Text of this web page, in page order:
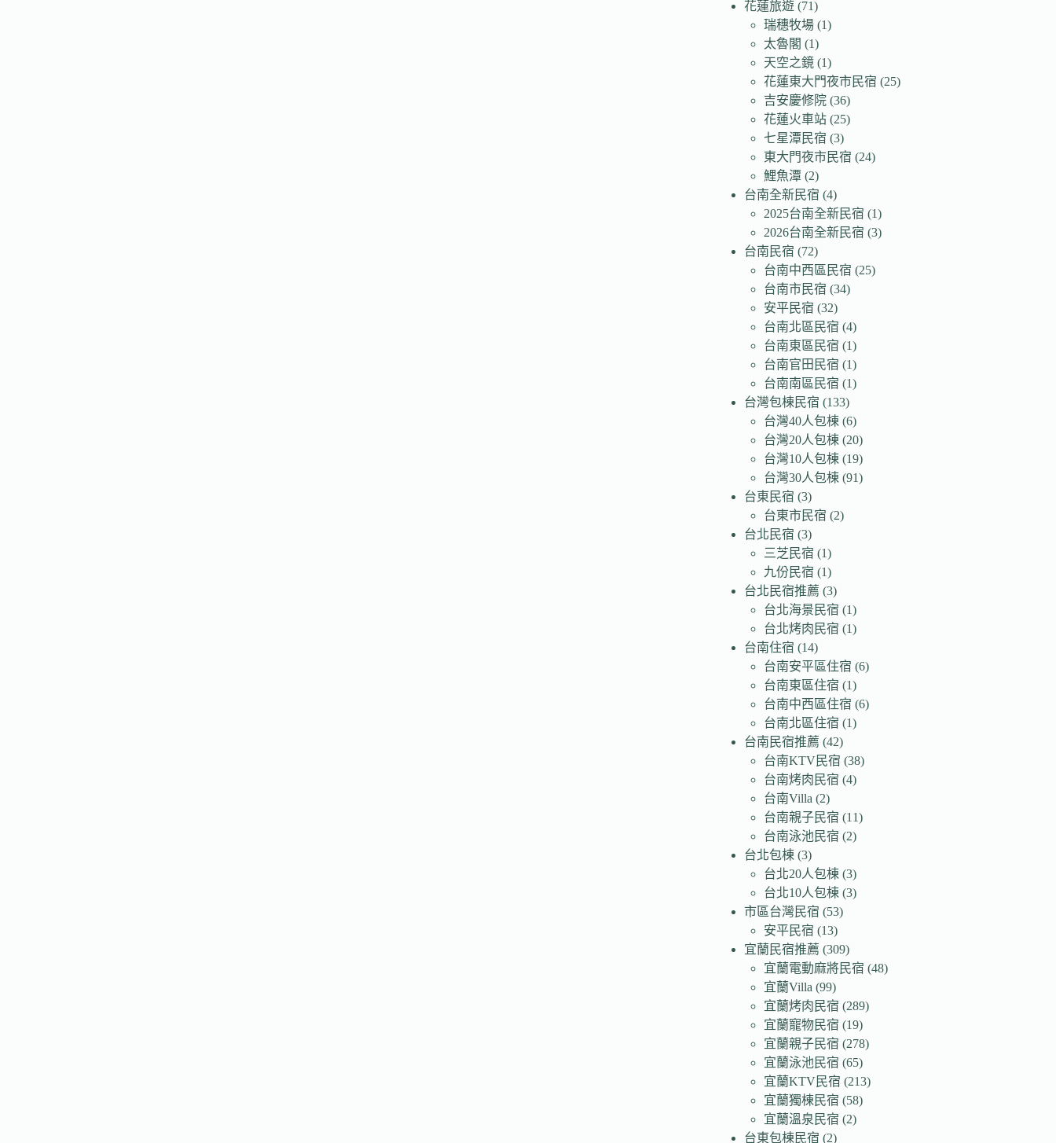
花蓮旅遊 (71)
瑞穗牧場 (1)
太魯閣 (1)
天空之鏡 (1)
花蓮東大門夜市民宿 (25)
吉安慶修院 (36)
花蓮火車站 (25)
七星潭民宿 (3)
東大門夜市民宿 (24)
鯉魚潭 (2)
台南全新民宿 (4)
2025台南全新民宿 (1)
2026台南全新民宿 (3)
台南民宿 (72)
台南中西區民宿 (25)
台南市民宿 (34)
安平民宿 (32)
台南北區民宿 (4)
台南東區民宿 (1)
台南官田民宿 (1)
台南南區民宿 (1)
台灣包棟民宿 (133)
台灣40人包棟 (6)
台灣20人包棟 (20)
台灣10人包棟 (19)
台灣30人包棟 (91)
台東民宿 (3)
台東市民宿 (2)
台北民宿 (3)
三芝民宿 (1)
九份民宿 (1)
台北民宿推薦 (3)
台北海景民宿 (1)
台北烤肉民宿 (1)
台南住宿 (14)
台南安平區住宿 (6)
台南東區住宿 (1)
台南中西區住宿 (6)
台南北區住宿 (1)
台南民宿推薦 (42)
台南KTV民宿 (38)
台南烤肉民宿 (4)
台南Villa (2)
台南親子民宿 (11)
台南泳池民宿 (2)
台北包棟 (3)
台北20人包棟 (3)
台北10人包棟 (3)
市區台灣民宿 (53)
安平民宿 (13)
宜蘭民宿推薦 (309)
宜蘭電動麻將民宿 (48)
宜蘭Villa (99)
宜蘭烤肉民宿 (289)
宜蘭寵物民宿 (19)
宜蘭親子民宿 (278)
宜蘭泳池民宿 (65)
宜蘭KTV民宿 (213)
宜蘭獨棟民宿 (58)
宜蘭溫泉民宿 (2)
台東包棟民宿 (2)